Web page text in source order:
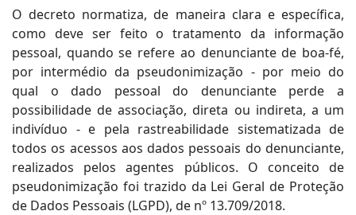
O decreto normatiza, de maneira clara e específica,
como deve ser feito o tratamento da informação
pessoal, quando se refere ao denunciante de boa-fé,
por intermédio da pseudonimização - por meio do
qual o dado pessoal do denunciante perde a
possibilidade de associação, direta ou indireta, a um
indivíduo - e pela rastreabilidade sistematizada de
todos os acessos aos dados pessoais do denunciante,
realizados pelos agentes públicos. O conceito de
pseudonimização foi trazido da Lei Geral de Proteção
de Dados Pessoais (LGPD), de nº 13.709/2018.